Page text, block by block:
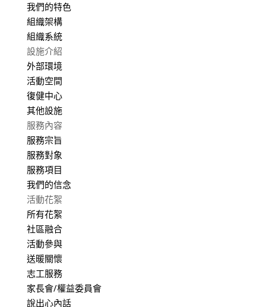
我們的特色
組織架構
組織系統
設施介紹
外部環境
活動空間
復健中心
其他設施
服務內容
服務宗旨
服務對象
服務項目
我們的信念
活動花絮
所有花絮
社區融合
活動參與
送暖關懷
志工服務
家長會/權益委員會
說出心內話